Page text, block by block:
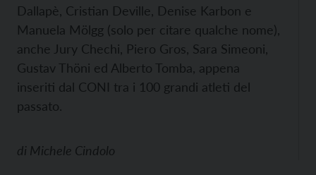
Dallapè, Cristian Deville, Denise Karbon e
Manuela Mölgg (solo per citare qualche nome),
anche Jury Chechi, Piero Gros, Sara Simeoni,
Gustav Thöni ed Alberto Tomba, appena
inseriti dal CONI tra i 100 grandi atleti del
passato.
di Michele Cindolo